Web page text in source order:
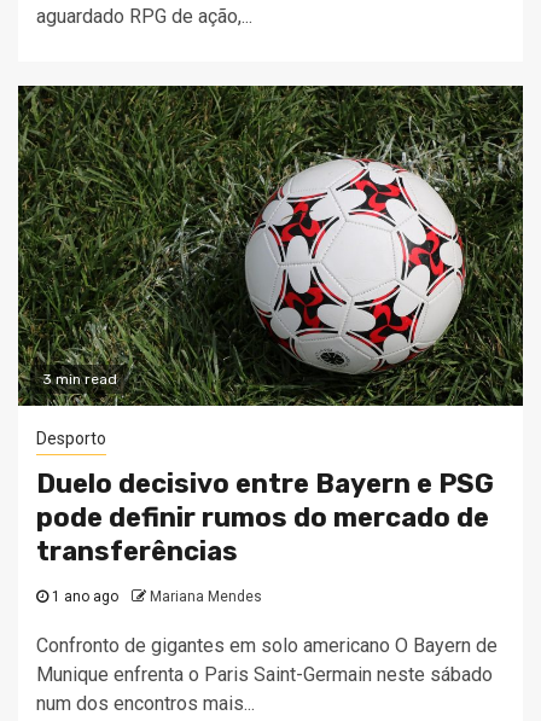
aguardado RPG de ação,...
3 min read
Desporto
Duelo decisivo entre Bayern e PSG
pode definir rumos do mercado de
transferências
1 ano ago Mariana Mendes
Confronto de gigantes em solo americano O Bayern de
Munique enfrenta o Paris Saint-Germain neste sábado
num dos encontros mais...